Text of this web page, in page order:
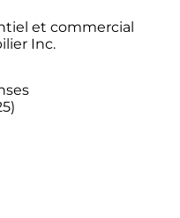
et commercial
Inc.
)